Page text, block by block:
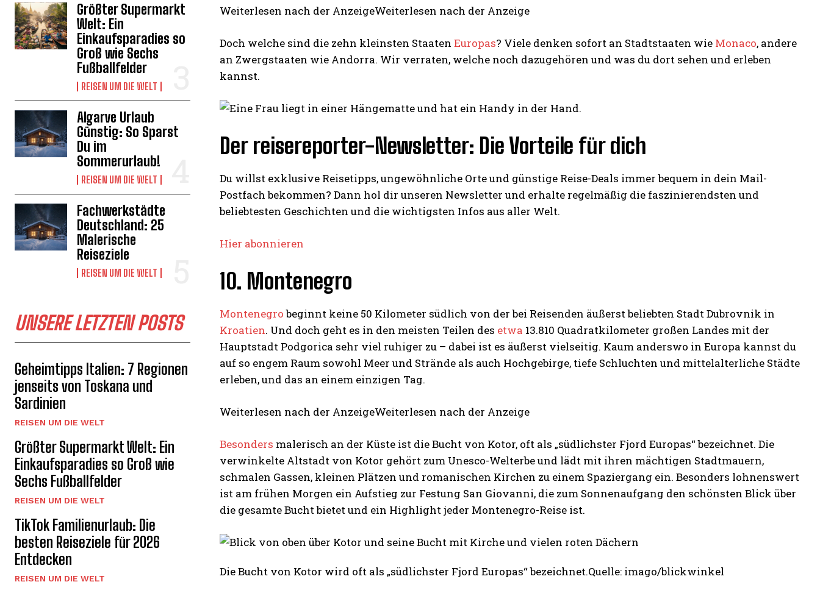
I've read and accept the Privacy Policy.
Größter Supermarkt
Welt: Ein
Einkaufsparadies so
Groß wie Sechs
Fußballfelder
REISEN UM DIE WELT
Algarve Urlaub
Günstig: So Sparst
Du im
Sommerurlaub!
REISEN UM DIE WELT
Fachwerkstädte
Deutschland: 25
Malerische
Reiseziele
REISEN UM DIE WELT
UNSERE LETZTEN POSTS
Geheimtipps Italien: 7 Regionen
jenseits von Toskana und
Sardinien
REISEN UM DIE WELT
Größter Supermarkt Welt: Ein
Einkaufsparadies so Groß wie
Sechs Fußballfelder
REISEN UM DIE WELT
TikTok Familienurlaub: Die
besten Reiseziele für 2026
Entdecken
REISEN UM DIE WELT
Weiterlesen nach der AnzeigeWeiterlesen nach der Anzeige
Doch welche sind die zehn kleinsten Staaten Europas? Viele denken sofort an Stadtstaaten wie Monaco, andere
an Zwergstaaten wie Andorra. Wir verraten, welche noch dazugehören und was du dort sehen und erleben
kannst.
Der reisereporter-Newsletter: Die Vorteile für dich
Du willst exklusive Reisetipps, ungewöhnliche Orte und günstige Reise-Deals immer bequem in dein Mail-
Postfach bekommen? Dann hol dir unseren Newsletter und erhalte regelmäßig die faszinierendsten und
beliebtesten Geschichten und die wichtigsten Infos aus aller Welt.
Hier abonnieren
10. Montenegro
Montenegrobeginnt keine 50 Kilometer südlich von der bei Reisenden äußerst beliebten Stadt Dubrovnik in
Kroatien. Und doch geht es in den meisten Teilen des etwa 13.810 Quadratkilometer großen Landes mit der
Hauptstadt Podgorica sehr viel ruhiger zu – dabei ist es äußerst vielseitig. Kaum anderswo in Europa kannst du
auf so engem Raum sowohl Meer und Strände als auch Hochgebirge, tiefe Schluchten und mittelalterliche Städte
erleben, und das an einem einzigen Tag.
Weiterlesen nach der AnzeigeWeiterlesen nach der Anzeige
Besonders malerisch an der Küste ist die Bucht von Kotor, oft als „südlichster Fjord Europas“ bezeichnet. Die
verwinkelte Altstadt von Kotor gehört zum Unesco-Welterbe und lädt mit ihren mächtigen Stadtmauern,
schmalen Gassen, kleinen Plätzen und romanischen Kirchen zu einem Spaziergang ein. Besonders lohnenswert
ist am frühen Morgen ein Aufstieg zur Festung San Giovanni, die zum Sonnenaufgang den schönsten Blick über
die gesamte Bucht bietet und ein Highlight jeder Montenegro-Reise ist.
Die Bucht von Kotor wird oft als „südlichster Fjord Europas“ bezeichnet.Quelle: imago/blickwinkel